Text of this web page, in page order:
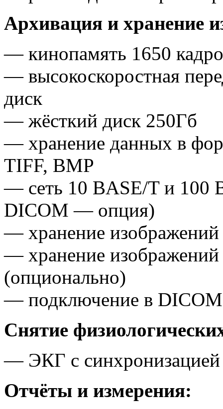
Архивация и хранение
— кинопамять 1650
— высокоскоростная
диск
— жёсткий диск 250Гб
— хранение данных в
TIFF, BMP
— сеть 10 BASE/T и 100
DICOM — опция)
— хранение
— хранение
(опционально)
— подключение в
Снятие
— ЭКГ с синхронизацией
Отчёты и измерения: